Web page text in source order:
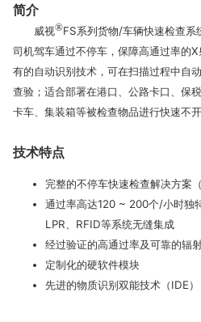
简介
威视®FS系列货物/车辆快速检查系
司机驾车通过不停车，保障高通过率的
有的自动识别技术，可在扫描过程中自
查验；适合部署在港口、公路卡口、保
卡车、集装箱等被检查物品进行快速不
技术特点
完整的不停车快速检查解决方案
通过率高达120 ~ 200个/小时独
LPR、RFID等系统无缝集成
经过验证的高通过率及可靠的辐
定制化的硬软件模块
先进的物质识别双能技术（IDE）